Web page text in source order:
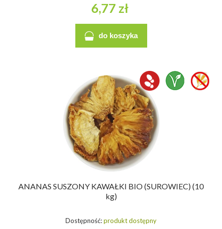
6,77 zł
do koszyka
ANANAS SUSZONY KAWAŁKI BIO (SUROWIEC) (10
kg)
Dostępność:produkt dostępny